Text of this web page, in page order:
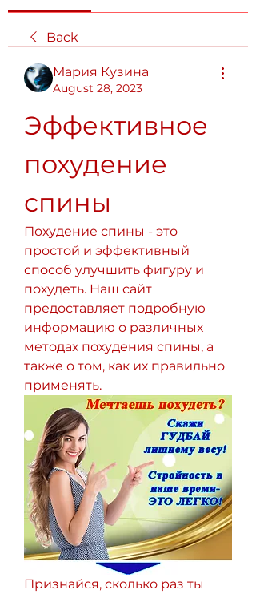
Back
Мария Кузина
August 28, 2023
Эффективное
похудение
спины
Похудение спины - это
простой и эффективный
способ улучшить фигуру и
похудеть. Наш сайт
предоставляет подробную
информацию о различных
методах похудения спины, а
также о том, как их правильно
применять.
Признайся, сколько раз ты